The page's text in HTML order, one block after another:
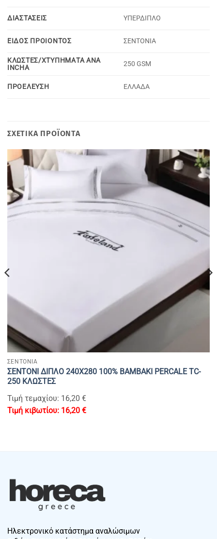
ΔΙΑΣΤΑΣΕΙΣ ΥΠΕΡΔΙΠΛΟ
ΕΙΔΟΣ ΠΡΟΙΟΝΤΟΣ ΣΕΝΤΟΝΙΑ
ΚΛΩΣΤΕΣ/ΧΤΥΠΗΜΑΤΑ ΑΝΑ
INCHA
250 GSM
ΠΡΟΕΛΕΥΣΗ ΕΛΛΑΔΑ
ΣΧΕΤΙΚΆ ΠΡΟΪΌΝΤΑ
ΣΕΝΤΟΝΙΑ
ΣΕΝΤΟΝΙ ΔΙΠΛΟ 240Χ280 100% BAMBAKI PERCALE TC-
250 ΚΛΩΣΤΕΣ
Τιμή τεμαχίου: 16,20 €
16,20 €
Ηλεκτρονικό κατάστημα αναλώσιμων